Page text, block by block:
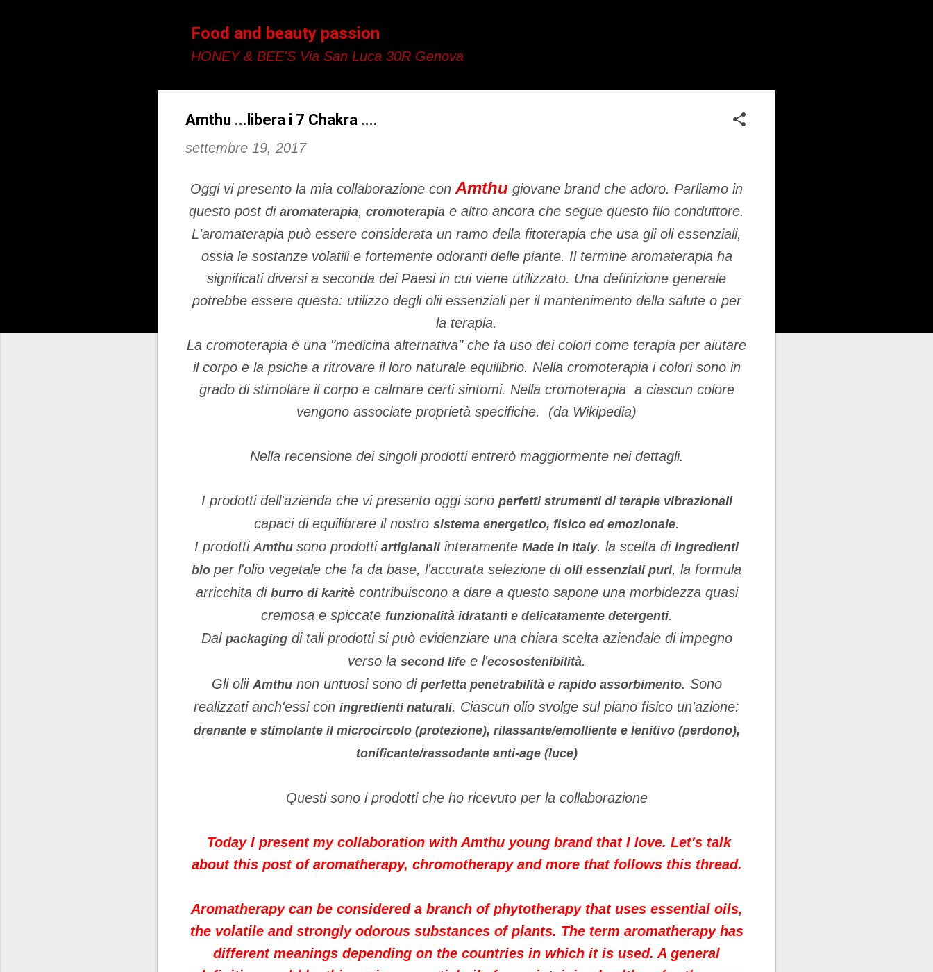
Food and beauty passion
HONEY & BEE'S Via San Luca 30R Genova
Amthu ...libera i 7 Chakra ....
settembre 19, 2017
Oggi vi presento la mia collaborazione con Amthu giovane brand che adoro. Parliamo in
questo post di aromaterapia, cromoterapia e altro ancora che segue questo filo conduttore.
L'aromaterapia può essere considerata un ramo della fitoterapia che usa gli oli essenziali,
ossia le sostanze volatili e fortemente odoranti delle piante. Il termine aromaterapia ha
significati diversi a seconda dei Paesi in cui viene utilizzato. Una definizione generale
potrebbe essere questa: utilizzo degli olii essenziali per il mantenimento della salute o per
la terapia.
La cromoterapia è una "medicina alternativa" che fa uso dei colori come terapia per aiutare
il corpo e la psiche a ritrovare il loro naturale equilibrio. Nella cromoterapia i colori sono in
grado di stimolare il corpo e calmare certi sintomi. Nella cromoterapia a ciascun colore
vengono associate proprietà specifiche. (da Wikipedia)
Nella recensione dei singoli prodotti entrerò maggiormente nei dettagli.
I prodotti dell'azienda che vi presento oggi sono perfetti strumenti di terapie vibrazionali
capaci di equilibrare il nostro sistema energetico, fisico ed emozionale.
I prodotti Amthu sono prodotti artigianaliinteramente Made in Italy. la scelta di ingredienti
bio per l'olio vegetale che fa da base, l'accurata selezione di olii essenziali puri, la formula
arricchita di burro di karitècontribuiscono a dare a questo sapone una morbidezza quasi
cremosa e spiccate funzionalità idratanti e delicatamente detergenti.
Dal packagingdi tali prodotti si può evidenziare una chiara scelta aziendale di impegno
verso la second lifee l'ecosostenibilità.
Gli olii Amthunon untuosi sono di perfetta penetrabilità e rapido assorbimento. Sono
realizzati anch'essi con ingredienti naturali. Ciascun olio svolge sul piano fisico un'azione:
drenante e stimolante il microcircolo (protezione), rilassante/emolliente e lenitivo (perdono),
tonificante/rassodante anti-age (luce)
Questi sono i prodotti che ho ricevuto per la collaborazione
Today I present my collaboration with Amthu young brand that I love. Let's talk
about this post of aromatherapy, chromotherapy and more that follows this thread.
Aromatherapy can be considered a branch of phytotherapy that uses essential oils,
the volatile and strongly odorous substances of plants. The term aromatherapy has
different meanings depending on the countries in which it is used. A general